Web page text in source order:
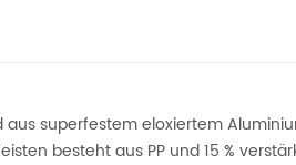
superfestem eloxiertem
besteht aus PP und 15 %